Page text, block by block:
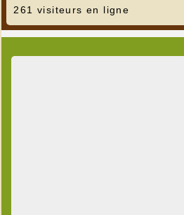
261 visiteurs en ligne